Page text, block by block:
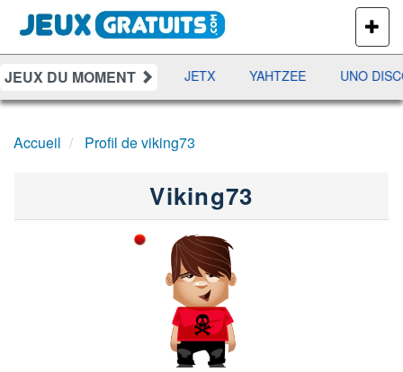
PLUS
DE
JEUX
JEUX DU MOMENT
DAMES RAMI JETX YAHTZEE UNO
Accueil Profil de viking73
Viking73